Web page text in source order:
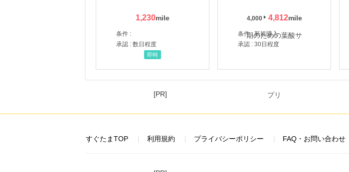
1,230
条件 :
承認 : 数日程度
即時
4,000 4,812
条件 : 新規購入
承認 : 30日程度
[PR]
すぐたまTOP 利用規約 プライバシーポリシー FAQ・お問い合わせ